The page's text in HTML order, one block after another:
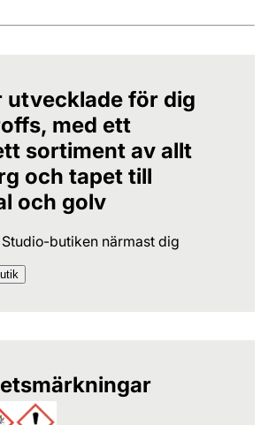
utvecklade för dig
med ett
sortiment av allt
och tapet till
och golv
butiken närmast dig